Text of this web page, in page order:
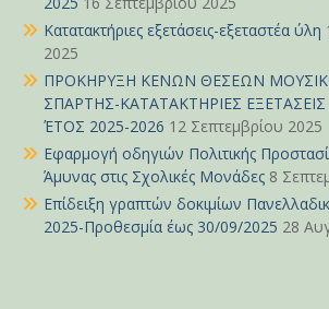
Κατατακτήριες εξετάσεις-εξεταστέα ύλη
2025
ΠΡΟΚΗΡΥΞΗ ΚΕΝΩΝ ΘΕΣΕΩΝ
ΣΠΑΡΤΗΣ-ΚΑΤΑΤΑΚΤΗΡΙΕΣ
ΈΤΟΣ 2025-2026 12 Σεπτεμβρίου 2025
Εφαρμογή οδηγιών Πολιτικής
Άμυνας στις Σχολικές Μονάδες 8
Επίδειξη γραπτών δοκιμίων
2025-Προθεσμία έως 30/09/2025 28